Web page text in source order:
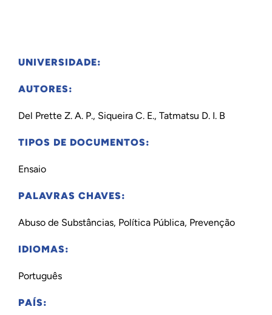
UNIVERSIDADE:
AUTORES:
Del Prette Z. A. P., Siqueira C. E., Tatmatsu D. I. B
TIPOS DE DOCUMENTOS:
Ensaio
PALAVRAS CHAVES:
Abuso de Substâncias, Política Pública, Prevenção
IDIOMAS:
Português
PAÍS: